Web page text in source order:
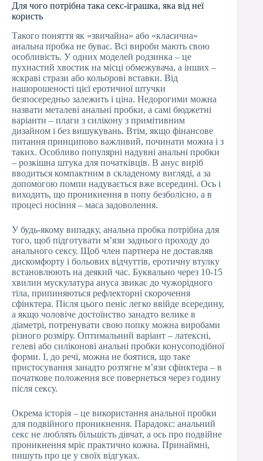
Для чого потрібна така секс-іграшка, яка від неї
користь
Такого поняття як «звичайна» або «класична»
анальна пробка не буває. Всі вироби мають свою
особливість. У одних моделей родзинка – це
пухнастий хвостик на місці обмежувача, а інших –
яскраві стрази або кольорові вставки. Від
нашорошеності цієї еротичної штучки
безпосередньо залежить і ціна. Недорогими можна
назвати металеві анальні пробки, а самі бюджетні
варіанти – плаги з силікону з примітивним
дизайном і без вишукувань. Втім, якщо фінансове
питання принципово важливий, починати можна і з
таких. Особливо популярні надувні анальні пробки
– розкішна штука для початківців. В анус виріб
вводиться компактним в складеному вигляді, а за
допомогою помпи надувається вже всередині. Ось і
виходить, що проникнення в попу безболісно, а в
процесі носіння – маса задоволення.
У будь-якому випадку, анальна пробка потрібна для
того, щоб підготувати м’язи заднього проходу до
анального сексу. Щоб член партнера не доставляв
дискомфорту і больових відчуттів, еротичну втулку
встановлюють на деякий час. Буквально через 10-15
хвилин мускулатура ануса звикає до чужорідного
тіла, припиняються рефлекторні скорочення
сфінктера. Після цього пеніс легко ввійде всередину,
а якщо чоловіче достоїнство занадто велике в
діаметрі, потренувати свою попку можна виробами
різного розміру. Оптимальний варіант – латексні,
гелеві або силіконові анальні пробки конусоподібної
форми. І, до речі, можна не боятися, що таке
пристосування занадто розтягне м’язи сфінктера – в
початкове положення все повернеться через годину
після сексу.
Окрема історія – це використання анальної пробки
для подвійного проникнення. Парадокс: анальний
секс не люблять більшість дівчат, а ось про подвійне
проникнення мріє практично кожна. Принаймні,
пишуть про це у своїх відгуках.